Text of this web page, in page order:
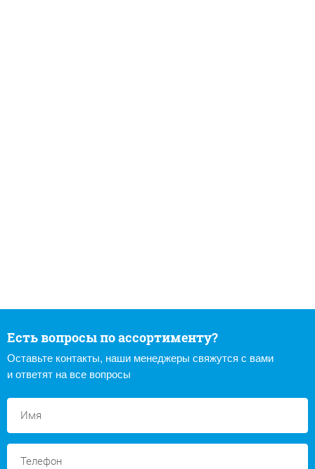
Есть вопросы по ассортименту?
Оставьте контакты, наши менеджеры свяжутся с вами
и ответят на все вопросы